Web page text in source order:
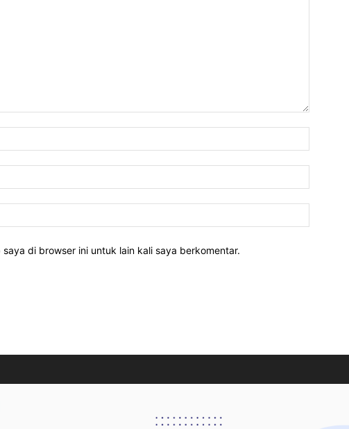
di browser ini untuk lain kali saya berkomentar.